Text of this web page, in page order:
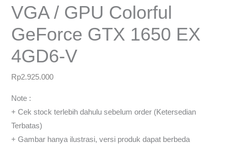
VGA / GPU Colorful
GeForce GTX 1650 EX
4GD6-V
Rp2.925.000
Note :
+ Cek stock terlebih dahulu sebelum order (Ketersedian
Terbatas)
+ Gambar hanya ilustrasi, versi produk dapat berbeda